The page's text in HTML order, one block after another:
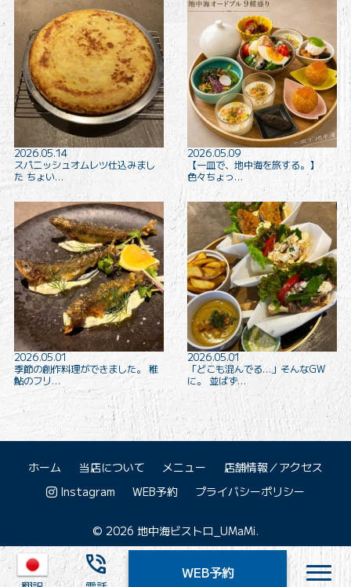
phone_in_talk WEB予約
2026.05.14
スパニッシュオムレツ仕込みまし
た ちょい…
2026.05.09
【一皿で、地中海を旅する。】
色々ちょっ…
2026.05.01
季節の創作料理ができました。 稚
鮎のフリ…
2026.05.01
「どこも混んでる…」そんなGW
に。 並ばず…
ホーム 当店について メニュー
店舗情報／アクセス
Instagram
WEB予約 プライバシーポリシー
© 2026 地中海ビストロ_UMaMi.